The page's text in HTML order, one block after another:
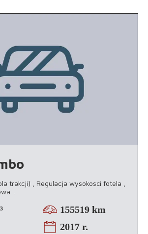
trakcji) , Regulacja wysokosci fotela ,
155519 km
2017 r.